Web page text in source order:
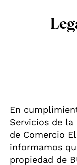
En
Servicios de
de Comercio
informamos
propiedad de